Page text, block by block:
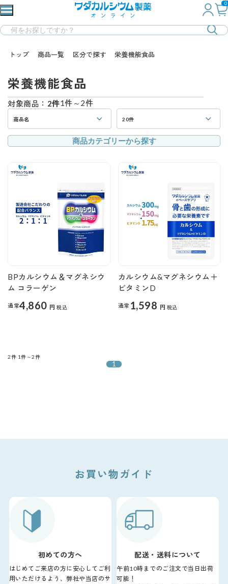
0
トップ 商品一覧 区分で探す 栄養機能食品
栄養機能食品
対象商品： 2件1件～2件
20件
商品名
商品カテゴリーから探す
BPカルシウム＆マグネシウ
ム コラーゲン
通常4,860 円 税込
カルシウム&マグネシウム＋
ビタミンD
通常 1,598 円 税込
2件 1件～2件
1
お買い物ガイド
初めての方へ
はじめてご来店の方に安心してご利
用いただけるよう、弊社や当店のサ
配送・送料について
午前10時までのご注文で当日出荷
可能！